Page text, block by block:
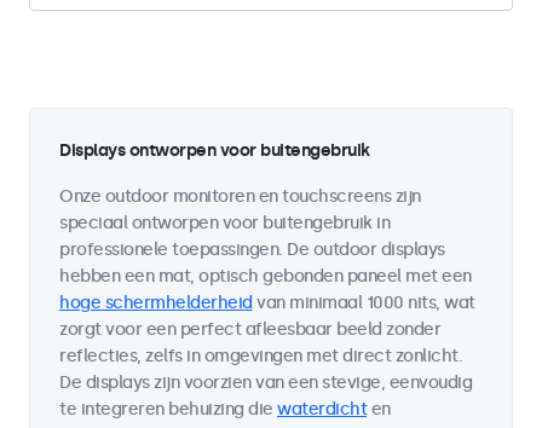
Displays ontworpen voor buitengebruik
Onze outdoor monitoren en touchscreens zijn
speciaal ontworpen voor buitengebruik in
professionele toepassingen. De outdoor displays
hebben een mat, optisch gebonden paneel met een
hoge schermhelderheid van minimaal 1000 nits, wat
zorgt voor een perfect afleesbaar beeld zonder
reflecties, zelfs in omgevingen met direct zonlicht.
De displays zijn voorzien van een stevige, eenvoudig
te integreren behuizing die waterdichten